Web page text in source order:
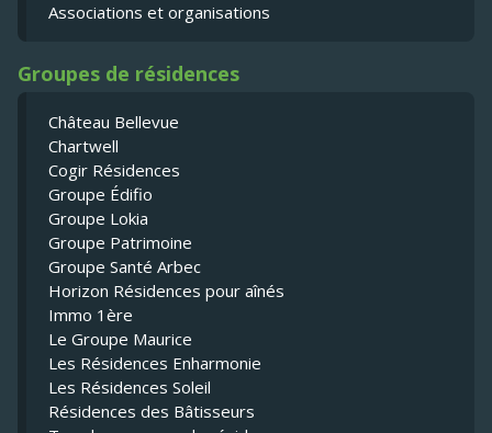
Associations et organisations
Groupes de résidences
Château Bellevue
Chartwell
Cogir Résidences
Groupe Édifio
Groupe Lokia
Groupe Patrimoine
Groupe Santé Arbec
Horizon Résidences pour aînés
Immo 1ère
Le Groupe Maurice
Les Résidences Enharmonie
Les Résidences Soleil
Résidences des Bâtisseurs